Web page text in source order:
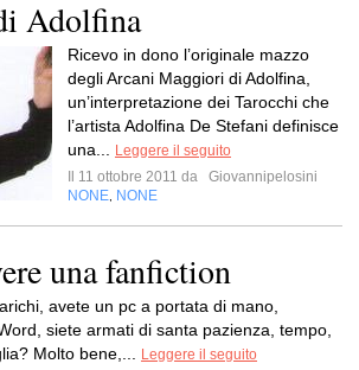
Adolfina
Ricevo in dono l’originale mazzo
degli Arcani Maggiori di Adolfina,
un’interpretazione dei Tarocchi che
l’artista Adolfina De Stefani definisce
una...
Leggere il seguito
Il 11 ottobre 2011 da
Giovannipelosini
NONE NONE
una fanfiction
avete un pc a portata di mano,
siete armati di santa pazienza, tempo,
Molto bene,...
Leggere il seguito